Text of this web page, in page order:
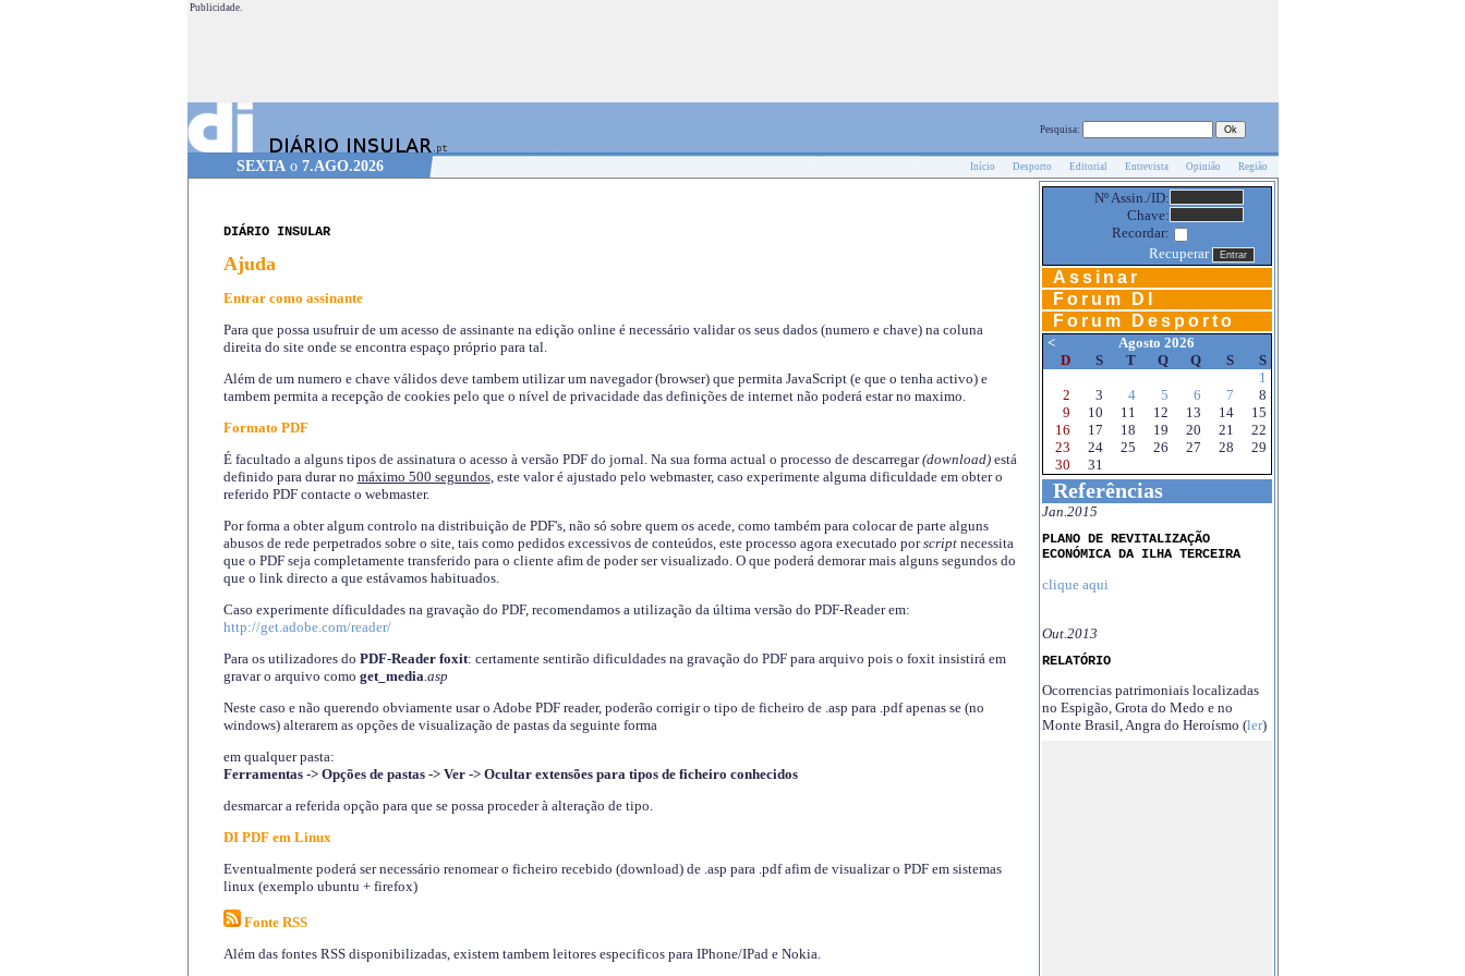
Publicidade.
Pesquisa:
SEXTAo 7.AGO.2026 Início Desporto Editorial Entrevista Opinião Região
DIÁRIO INSULAR
Ajuda
Entrar como assinante
Para que possa usufruir de um acesso de assinante na edição online é necessário validar os seus dados (numero e chave) na coluna
direita do site onde se encontra espaço próprio para tal.
Além de um numero e chave válidos deve tambem utilizar um navegador (browser) que permita JavaScript (e que o tenha activo) e
tambem permita a recepção de cookies pelo que o nível de privacidade das definições de internet não poderá estar no maximo.
Formato PDF
É facultado a alguns tipos de assinatura o acesso à versão PDF do jornal. Na sua forma actual o processo de descarregar(download)está
definido para durar no máximo 500 segundos, este valor é ajustado pelo webmaster, caso experimente alguma dificuldade em obter o
referido PDF contacte o webmaster.
Por forma a obter algum controlo na distribuição de PDF's, não só sobre quem os acede, como também para colocar de parte alguns
abusos de rede perpetrados sobre o site, tais como pedidos excessivos de conteúdos, este processo agora executado porscriptnecessita
que o PDF seja completamente transferido para o cliente afim de poder ser visualizado. O que poderá demorar mais alguns segundos do
que o link directo a que estávamos habituados.
Caso experimente díficuldades na gravação do PDF, recomendamos a utilização da última versão do PDF-Reader em:
http://get.adobe.com/reader/
Para os utilizadores do PDF-Reader foxit: certamente sentirão dificuldades na gravação do PDF para arquivo pois o foxit insistirá em
gravar o arquivo como get_media.asp
Neste caso e não querendo obviamente usar o Adobe PDF reader, poderão corrigir o tipo de ficheiro de .asp para .pdf apenas se (no
windows) alterarem as opções de visualização de pastas da seguinte forma
em qualquer pasta:
Ferramentas -> Opções de pastas -> Ver -> Ocultar extensões para tipos de ficheiro conhecidos
desmarcar a referida opção para que se possa proceder à alteração de tipo.
DI PDF em Linux
Eventualmente poderá ser necessário renomear o ficheiro recebido (download) de .asp para .pdf afim de visualizar o PDF em sistemas
linux (exemplo ubuntu + firefox)
Fonte RSS
Além das fontes RSS disponibilizadas, existem tambem leitores especificos para IPhone/IPad e Nokia.
Nº Assin./ID:
Chave:
Recordar:
Recuperar
Assinar
Forum DI
Forum Desporto
<
Agosto 2026
D
S T Q Q S
S
1
2
3 4 5 6 7
8
9
10 11 12 13 14
15
16
17 18 19 20 21
22
23
24 25 26 27 28
29
30
31
Referências
Jan.2015
PLANO DE REVITALIZAÇÃO
ECONÓMICA DA ILHA TERCEIRA
clique aqui
Out.2013
RELATÓRIO
Ocorrencias patrimoniais localizadas
no Espigão, Grota do Medo e no
Monte Brasil, Angra do Heroísmo (ler)